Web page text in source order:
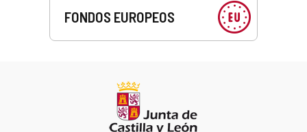
FONDOS EUROPEOS